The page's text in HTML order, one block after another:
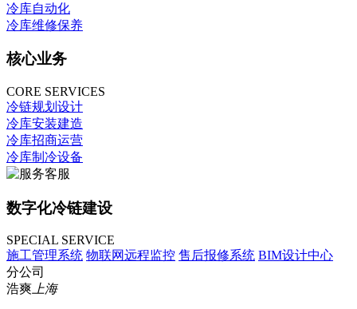
冷库自动化
冷库维修保养
核心业务
CORE SERVICES
冷链规划设计
冷库安装建造
冷库招商运营
冷库制冷设备
数字化冷链建设
SPECIAL SERVICE
施工管理系统 物联网远程监控 售后报修系统 BIM设计中心
分公司
浩爽上海